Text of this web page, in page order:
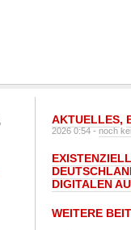
AKTUELLES,
2026 0:54 -noch
DIGITALEN
WEITERE